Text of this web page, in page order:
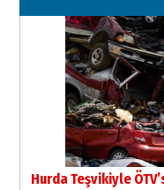
Hurda Teşvikiyle